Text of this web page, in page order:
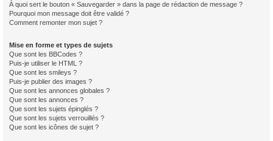
À quoi sert le bouton « Sauvegarder » dans la page de rédaction de message ?
Pourquoi mon message doit être validé ?
Comment remonter mon sujet ?
Mise en forme et types de sujets
Que sont les BBCodes ?
Puis-je utiliser le HTML ?
Que sont les smileys ?
Puis-je publier des images ?
Que sont les annonces globales ?
Que sont les annonces ?
Que sont les sujets épinglés ?
Que sont les sujets verrouillés ?
Que sont les icônes de sujet ?